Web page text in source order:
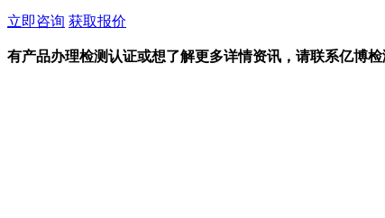
立即咨询 获取报价
有产品办理检测认证或想了解更多详情资讯，请联系亿博检